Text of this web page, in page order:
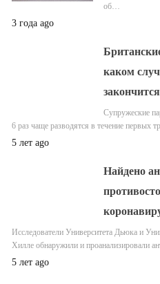
об…
3 года ago
каком
Супружеские
6 раз чаще разводятся в течение первых
5 лет ago
Найдено
Исследователи Университета Дьюка и
Хилле обнаружили и проанализировали
5 лет ago